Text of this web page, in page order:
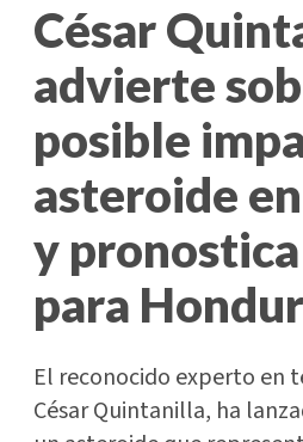
César
advierte
posible
asteroide
y
para
El reconocido experto en
César Quintanilla, ha